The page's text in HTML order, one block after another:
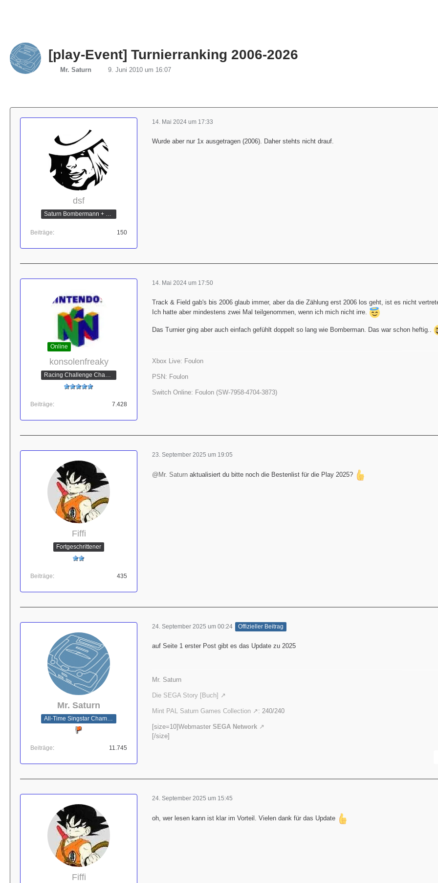
[play-Event] Turnierranking 2006-2026
Mr. Saturn 9. Juni 2010 um 16:07
dsf
Saturn Bombermann + Mario Kart Champion
Beiträge 150
14. Mai 2024 um 17:33
Wurde aber nur 1x ausgetragen (2006). Daher stehts nicht drauf.
Online
konsolenfreaky
Racing Challenge Champion
Beiträge 7.428
14. Mai 2024 um 17:50
Track & Field gab's bis 2006 glaub immer, aber da die Zählung erst 2006 los geht, ist es nicht
Ich hatte aber mindestens zwei Mal teilgenommen, wenn ich mich nicht irre.
Das Turnier ging aber auch einfach gefühlt doppelt so lang wie Bomberman. Das war schon heftig..
Xbox Live: Foulon
PSN: Foulon
Switch Online: Foulon (SW-7958-4704-3873)
Fiffi
Fortgeschrittener
Beiträge 435
23. September 2025 um 19:05
@Mr. Saturn aktualisiert du bitte noch die Bestenlist für die Play 2025?
Mr. Saturn
All-Time Singstar Champion
Beiträge 11.745
24. September 2025 um 00:24 Offizieller Beitrag
auf Seite 1 erster Post gibt es das Update zu 2025
Mr. Saturn
Die SEGA Story [Buch]
Mint PAL Saturn Games Collection : 240/240
[size=10]Webmaster SEGA Network
[/size]
Fiffi
24. September 2025 um 15:45
oh, wer lesen kann ist klar im Vorteil. Vielen dank für das Update